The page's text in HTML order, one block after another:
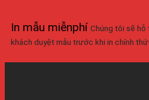
In mẫu miễnphí Chúng tôi sẽ hỗ
khách duyệt mẫu trước khi in chính